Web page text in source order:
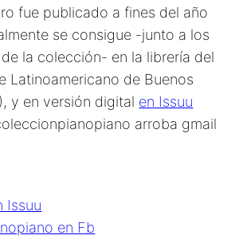
fue publicado a fines del año
se consigue -junto a los
la colección- en la librería del
Latinoamericano de Buenos
y en versión digital en Issuu
arroba gmail
Issuu
en Fb